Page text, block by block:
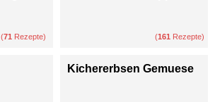
(71 Rezepte) (161 Rezepte)
Kichererbsen Gemuese